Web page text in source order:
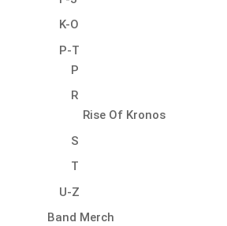
K-O
P-T
P
R
Rise Of Kronos
S
T
U-Z
Band Merch